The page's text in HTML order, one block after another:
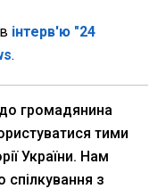
інтерв'ю "24
.
громадянина
тими
України. Нам
спілкування з